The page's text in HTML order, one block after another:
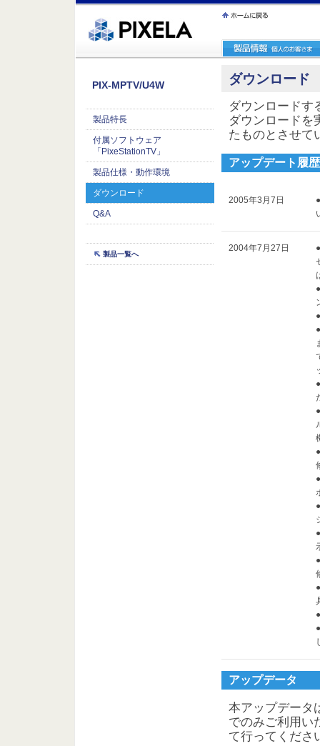
繝ｳ繧ｯ縺ｧ縺吶�
PIX-MPTV/U4W
製品特長
付属ソフトウェア
「PixeStationTV」
製品仕様・動作環境
ダウンロード
Q&A
製品一覧へ
ダウンロード
ダウンロードす
ダウンロードを
たものとさせて
アップデート履
2005年3月7日
2004年7月27日
アップデータ
本アップデータ
でのみご利用い
て行ってくださ